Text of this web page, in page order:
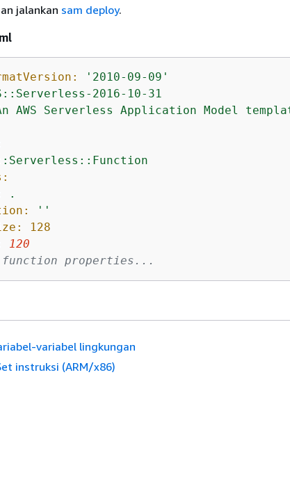
jalankan sam deploy.
'2010-09-09'
2016-10-31
AWS Serverless Application Model
.
''
128
120
function properties...
variabel lingkungan
instruksi (ARM/x86)